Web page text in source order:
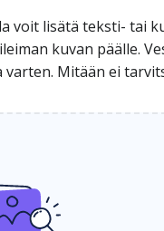
voit lisätä teksti- tai
kuvan päälle.
Mitään ei